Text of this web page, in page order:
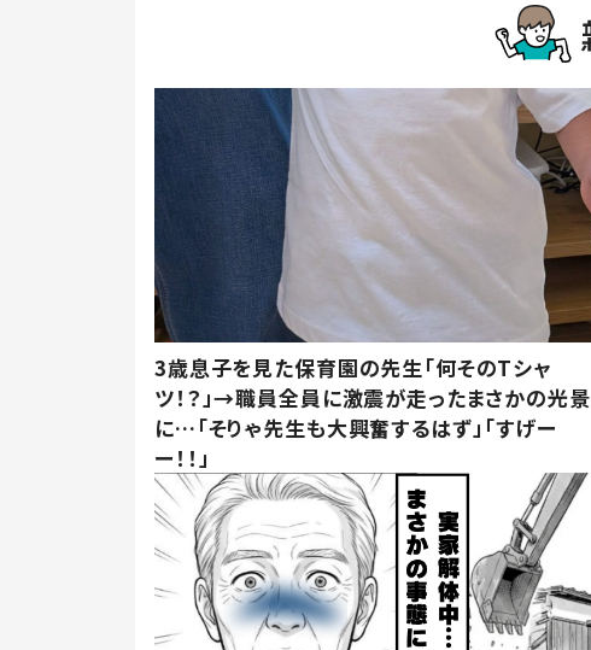
3歳息子を見た保育園の先生「何そのTシャ
ツ！？」→職員全員に激震が走ったまさかの光景
に…「そりゃ先生も大興奮するはず」「すげー
ー！！」